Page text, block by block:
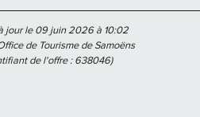
jour le 09 juin 2026 à 10:02
de Tourisme de Samoëns
de l'offre :638046)